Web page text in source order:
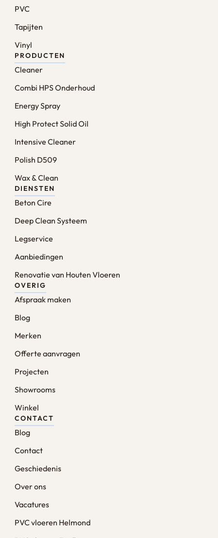
PVC
Tapijten
Vinyl
PRODUCTEN
Cleaner
Combi HPS Onderhoud
Energy Spray
High Protect Solid Oil
Intensive Cleaner
Polish D509
Wax & Clean
DIENSTEN
Beton Cire
Deep Clean Systeem
Legservice
Aanbiedingen
Renovatie van Houten Vloeren
OVERIG
Afspraak maken
Blog
Merken
Offerte aanvragen
Projecten
Showrooms
Winkel
CONTACT
Blog
Contact
Geschiedenis
Over ons
Vacatures
PVC vloeren Helmond